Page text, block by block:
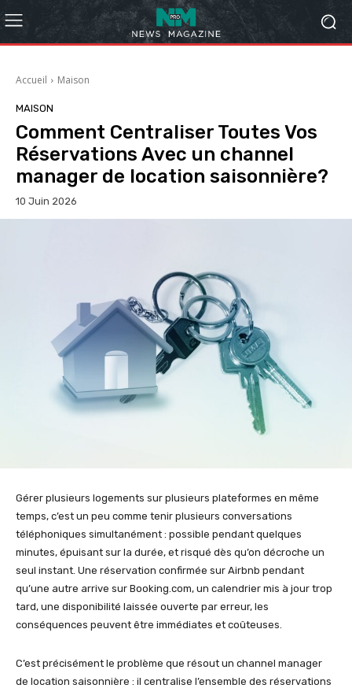
Accueil Maison
MAISON
Comment Centraliser Toutes Vos
Réservations Avec un channel
manager de location saisonnière?
10 Juin 2026
Gérer plusieurs logements sur plusieurs plateformes en même
temps, c’est un peu comme tenir plusieurs conversations
téléphoniques simultanément : possible pendant quelques
minutes, épuisant sur la durée, et risqué dès qu’on décroche un
seul instant. Une réservation confirmée sur Airbnb pendant
qu’une autre arrive sur Booking.com, un calendrier mis à jour trop
tard, une disponibilité laissée ouverte par erreur, les
conséquences peuvent être immédiates et coûteuses.
C’est précisément le problème que résout un channel manager
de location saisonnière : il centralise l’ensemble des réservations